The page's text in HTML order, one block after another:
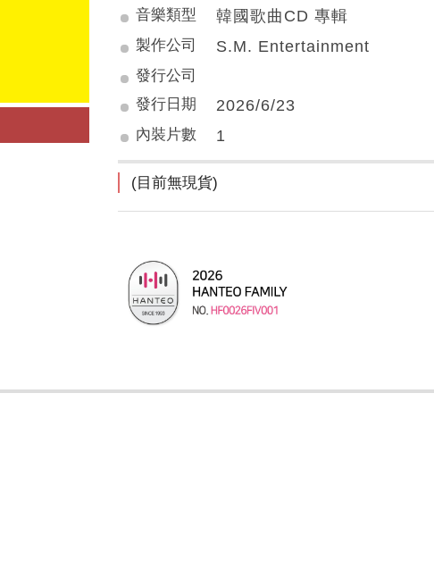
音樂類型 韓國歌曲CD 專輯
製作公司 S.M. Entertainment
發行公司
發行日期
2026/6/23
內裝片數 1
(目前無現貨)